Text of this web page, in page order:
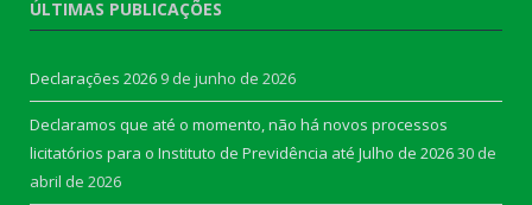
ÚLTIMAS PUBLICAÇÕES
Declarações 2026 9 de junho de 2026
Declaramos que até o momento, não há novos processos
licitatórios para o Instituto de Previdência até Julho de 202630 de
abril de 2026